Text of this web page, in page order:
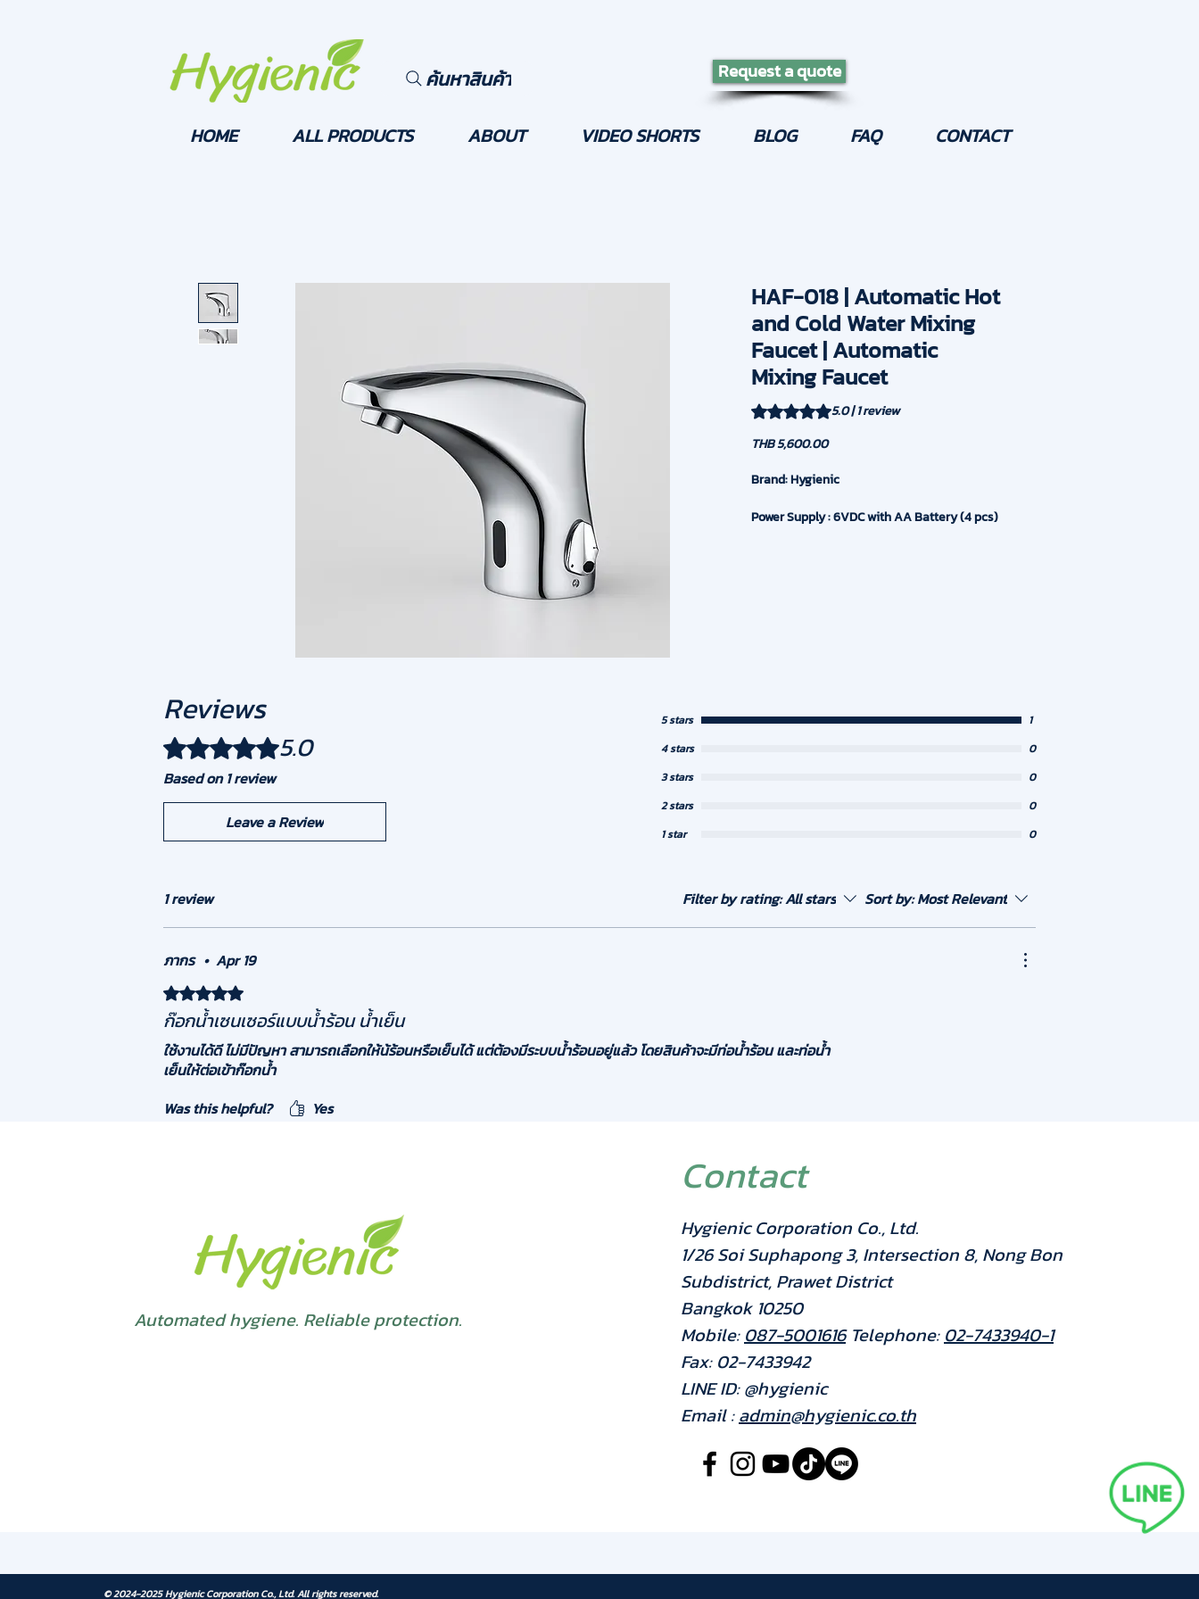
ค้นหาสินค้า Request a quote
HOME ALL PRODUCTS ABOUT VIDEO SHORTS BLOG FAQ CONTACT
HAF-018 | Automatic Hot
and Cold Water Mixing
Faucet | Automatic
Mixing Faucet
Rating is 5.0 out of five stars based on 1 review
5.0 | 1 review
THB 5,600.00Price
Brand: Hygienic
Power Supply : 6VDC with AA Battery (4 pcs)
Water Pressure Range : 0.5-6 Bar
Reviews
Rated 5 out of 5 stars.5.0
Based on 1 review
Leave a Review
5 stars
1
4 stars
0
3 stars
0
2 stars
0
1 star
0
1 review Filter by rating:All stars Sort by: Most Relevant
ภากร • Apr 19
Rated 5 out of 5 stars.
ก๊อกน้ำเซนเซอร์แบบน้ำร้อน น้ำเย็น
ใช้งานได้ดี ไม่มีปัญหา สามารถเลือกให้น้ร้อนหรือเย็นได้ แต่ต้องมีระบบน้ำร้อนอยู่แล้ว โดยสินค้าจะมีท่อน้ำร้อน และท่อน้ำ
เย็นให้ต่อเข้าก๊อกน้ำ
Was this helpful?
Yes
Automated hygiene. Reliable protection.
Contact
Hygienic Corporation Co., Ltd.
1/26 Soi Suphapong 3, Intersection 8, Nong Bon
Subdistrict, Prawet District
Bangkok 10250
Mobile:087-5001616Telephone:02-7433940-1
Fax: 02-7433942
LINE ID: @hygienic
Email :admin@hygienic.co.th
© 2024-2025 Hygienic Corporation Co., Ltd. All rights reserved.